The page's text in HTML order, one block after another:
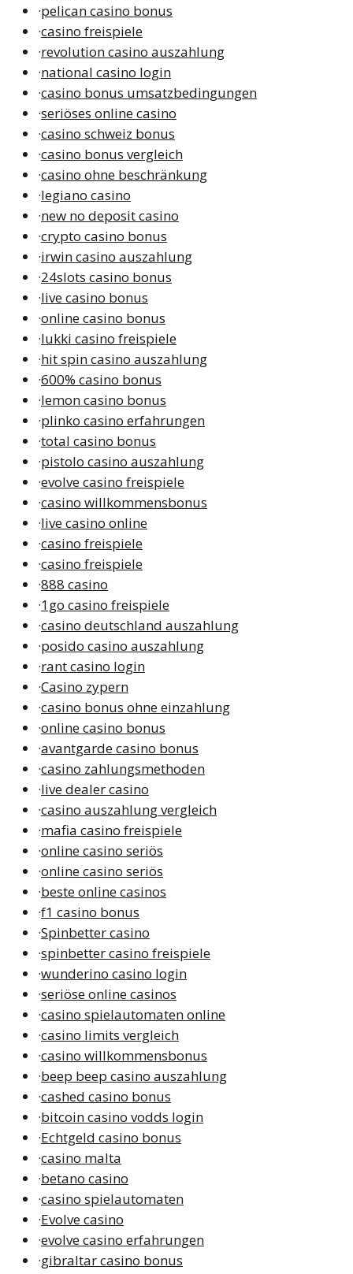
·pelican casino bonus
·casino freispiele
·revolution casino auszahlung
·national casino login
·casino bonus umsatzbedingungen
·seriöses online casino
·casino schweiz bonus
·casino bonus vergleich
·casino ohne beschränkung
·legiano casino
·new no deposit casino
·crypto casino bonus
·irwin casino auszahlung
·24slots casino bonus
·live casino bonus
·online casino bonus
·lukki casino freispiele
·hit spin casino auszahlung
·600% casino bonus
·lemon casino bonus
·plinko casino erfahrungen
·total casino bonus
·pistolo casino auszahlung
·evolve casino freispiele
·casino willkommensbonus
·live casino online
·casino freispiele
·casino freispiele
·888 casino
·1go casino freispiele
·casino deutschland auszahlung
·posido casino auszahlung
·rant casino login
·Casino zypern
·casino bonus ohne einzahlung
·online casino bonus
·avantgarde casino bonus
·casino zahlungsmethoden
·live dealer casino
·casino auszahlung vergleich
·mafia casino freispiele
·online casino seriös
·online casino seriös
·beste online casinos
·f1 casino bonus
·Spinbetter casino
·spinbetter casino freispiele
·wunderino casino login
·seriöse online casinos
·casino spielautomaten online
·casino limits vergleich
·casino willkommensbonus
·beep beep casino auszahlung
·cashed casino bonus
·bitcoin casino vodds login
·Echtgeld casino bonus
·casino malta
·betano casino
·casino spielautomaten
·Evolve casino
·evolve casino erfahrungen
·gibraltar casino bonus